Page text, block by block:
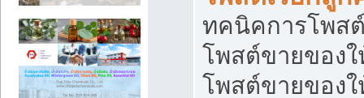
ทคนิคการโพส
โพสต์ขายของ
โพสต์ขายของ